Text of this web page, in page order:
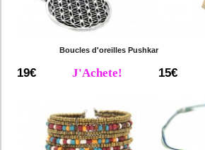
Boucles d'oreilles Pushkar
19€ J'Achete! 15€